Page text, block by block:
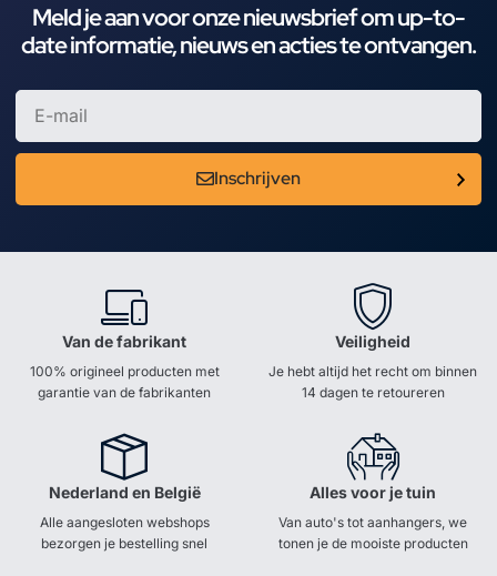
Meld je aan voor onze nieuwsbrief om up-to-
date informatie, nieuws en acties te ontvangen.
Inschrijven
Van de fabrikant
100% origineel producten met
garantie van de fabrikanten
Veiligheid
Je hebt altijd het recht om binnen
14 dagen te retoureren
Nederland en België
Alle aangesloten webshops
bezorgen je bestelling snel
Alles voor je tuin
Van auto's tot aanhangers, we
tonen je de mooiste producten